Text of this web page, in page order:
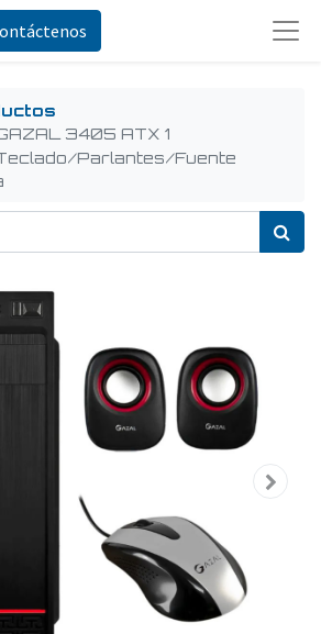
3405 ATX 1
Parlantes/Fuente